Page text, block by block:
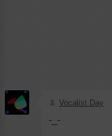
Vocalist Day
-_-